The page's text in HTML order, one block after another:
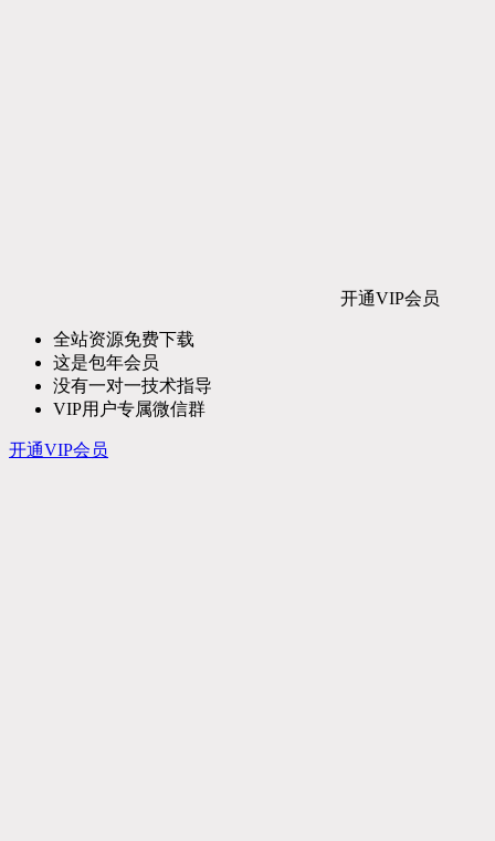
开通VIP会员
全站资源免费下载
这是包年会员
没有一对一技术指导
VIP用户专属微信群
开通VIP会员